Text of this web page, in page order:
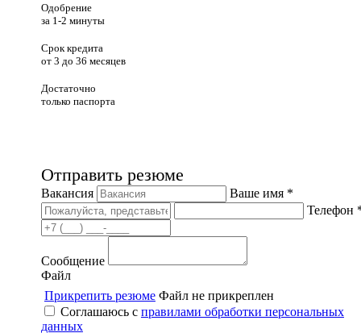
Одобрение
за 1-2 минуты
Срок кредита
от 3 до 36 месяцев
Достаточно
только паспорта
Отправить резюме
Вакансия
Ваше имя *
Телефон
Сообщение
Файл
Прикрепить резюме Файл не прикреплен
Соглашаюсь с правилами обработки персональных
данных